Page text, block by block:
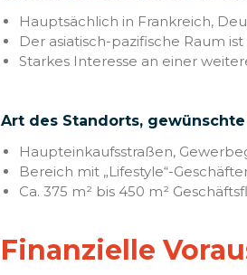
Hauptsächlich in Frankreich,
Der asiatisch-pazifische Raum
Starkes Interesse an einer
Art des Standorts,
Haupteinkaufsstraßen,
Bereich mit „Lifestyle“-
Ca. 375 m² bis 450 m²
Finanzielle